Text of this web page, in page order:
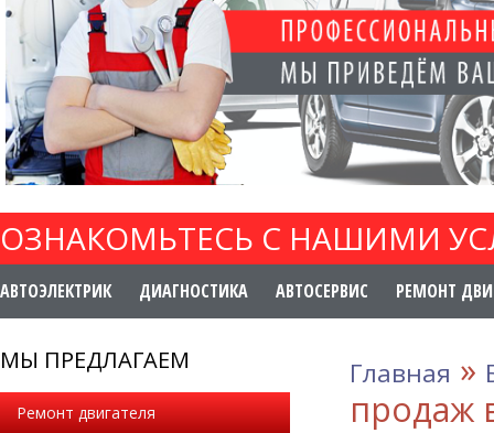
ОЗНАКОМЬТЕСЬ С НАШИМИ
АВТОЭЛЕКТРИК ДИАГНОСТИКА АВТОСЕРВИС РЕМОНТ
МЫ ПРЕДЛАГАЕМ
Ремонт двигателя
Главная »
продаж